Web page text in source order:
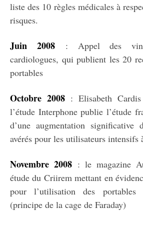
liste des 10 règles médicales à
risques.
Juin 2008: Appel des vingt
cardiologues, qui publient les 20
portables
Octobre 2008 : Elisabeth
l’étude Interphone publie l’étude
d’une augmentation significative
avérés pour les utilisateurs intensifs
Novembre 2008 : le magazine
étude du Criirem mettant en
pour l’utilisation des
(principe de la cage de Faraday)